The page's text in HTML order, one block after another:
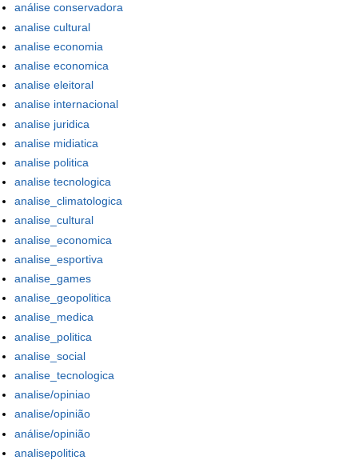
análise conservadora
analise cultural
analise economia
analise economica
analise eleitoral
analise internacional
analise juridica
analise midiatica
analise politica
analise tecnologica
analise_climatologica
analise_cultural
analise_economica
analise_esportiva
analise_games
analise_geopolitica
analise_medica
analise_politica
analise_social
analise_tecnologica
analise/opiniao
analise/opinião
análise/opinião
analisepolitica